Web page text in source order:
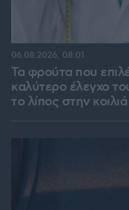
Τα φρούτα που
καλύτερο έλεγχο
το λίπος στην κοιλιά
06.08.2026, 08:01